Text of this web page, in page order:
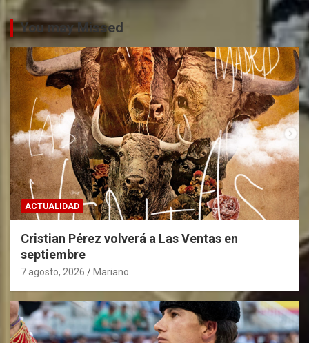
You may Missed
ACTUALIDAD
Cristian Pérez volverá a Las Ventas en
septiembre
7 agosto, 2026 Mariano